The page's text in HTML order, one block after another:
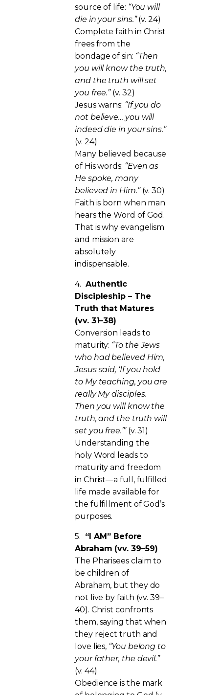
source of life: “You will
die in your sins.”(v. 24)
Complete faith in Christ
frees from the
bondage of sin: “Then
you will know the truth,
and the truth will set
you free.”(v. 32)
Jesus warns: “If you do
not believe… you will
indeed die in your sins.”
(v. 24)
Many believed because
of His words: “Even as
He spoke, many
believed in Him.”(v. 30)
Faith is born when man
hears the Word of God.
That is why evangelism
and mission are
absolutely
indispensable.
4. Authentic
Discipleship – The
Truth that Matures
(vv. 31–38)
Conversion leads to
maturity: “To the Jews
who had believed Him,
Jesus said, ‘If you hold
to My teaching, you are
really My disciples.
Then you will know the
truth, and the truth will
set you free.’”(v. 31)
Understanding the
holy Word leads to
maturity and freedom
in Christ—a full, fulfilled
life made available for
the fulfillment of God’s
purposes.
5. “I AM” Before
Abraham (vv. 39–59)
The Pharisees claim to
be children of
Abraham, but they do
not live by faith (vv. 39–
40). Christ confronts
them, saying that when
they reject truth and
love lies, “You belong to
your father, the devil.”
(v. 44)
Obedience is the mark